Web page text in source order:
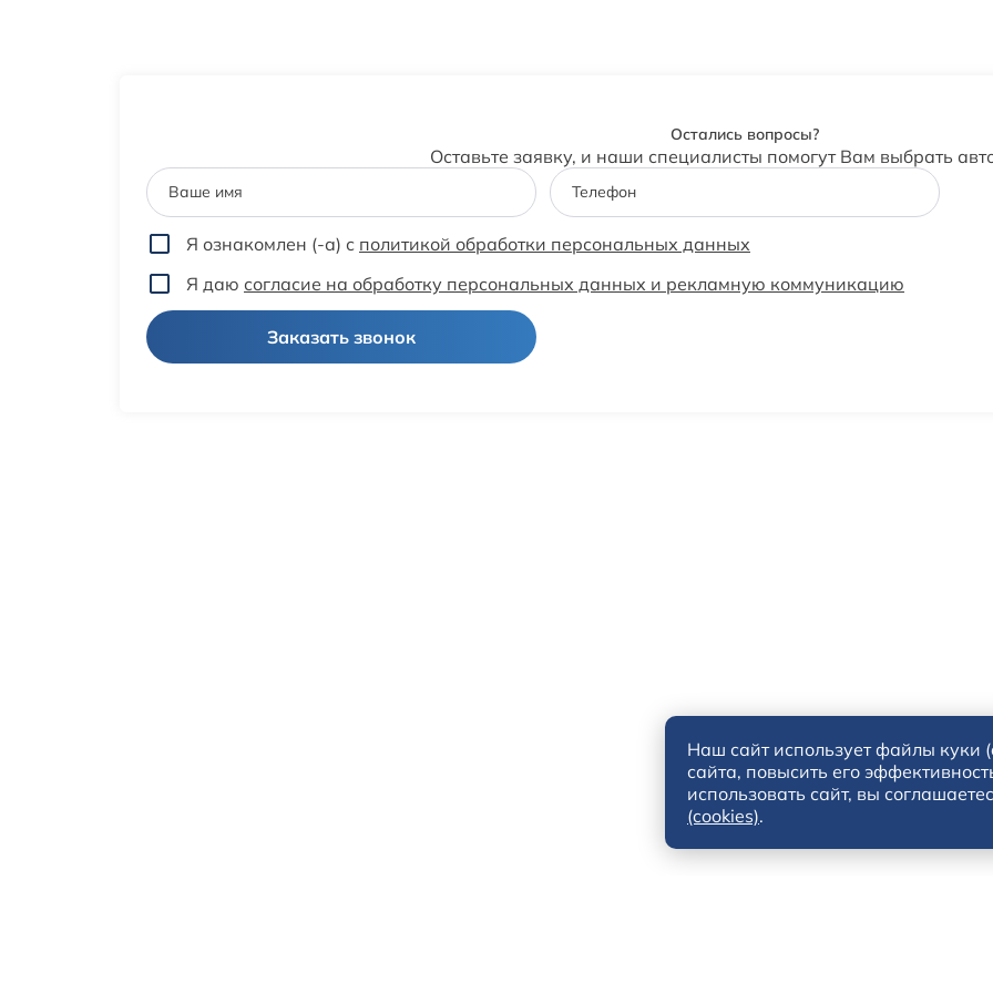
Остались вопросы?
Оставьте заявку, и наши специалисты помогут Вам выбрать
Ваше имя Телефон
Я ознакомлен (-а) с политикой обработки персональных данных
Я даю согласие на обработку персональных данных и рекламную коммуникацию
Заказать звонок
Наш сайт использует файлы куки
сайта, повысить его
использовать сайт, вы
(cookies).